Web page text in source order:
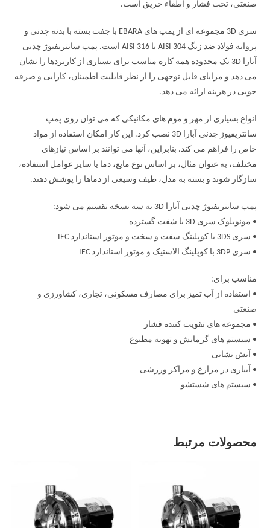
صنعتی، تحت فشار و اطفاء حریق است.
سری 3D مجموعه ای از پمپ های EBARA با جفت بسته با بدنه چدنی و
پروانه فولاد ضد زنگ AISI 304 یا AISI 316 است. پمپ سانتریفیوژ چدنی
آبارا 3D یک محدوده همه کاره مناسب برای بسیاری از کاربردها را نشان
می دهد و مزایای قابل توجهی را از نظر قابلیت اطمینان، کارایی و صرفه
جویی در هزینه ارائه می دهد.
انواع بسیاری از مهر و موم های مکانیکی که می توان روی پمپ
سانتریفیوژ چدنی آبارا 3D نصب کرد. این کار امکان استفاده از مواد
خاص را فراهم می کند. بنابراین، آنها می توانند بر اساس نیازهای
مختلف، به عنوان مثال، بر اساس نوع مایع، دما یا سایر عوامل استفاده،
سازگار شوند و بسته به مدل، طیف وسیعی از دماها را پوشش دهند.
پمپ سانتریفیوژ چدنی آبارا 3D به سه نسخه تقسیم می شود:
• مونوبلوک سری 3D با شفت گسترده
• سری 3DS با کوپلینگ سفت و سخت و موتور استاندارد IEC
• سری 3DP با کوپلینگ الاستیک و موتور استاندارد IEC
مناسب برای:
• استفاده از آب تمیز برای مصارف مسکونی، تجاری، کشاورزی و
صنعتی
• مجموعه های تقویت کننده فشار
• سیستم های گرمایش و تهویه مطبوع
• آتش نشانی
• آبیاری در مزارع و مراکز ورزشی
• سیستم های شستشو
محصولات مرتبط